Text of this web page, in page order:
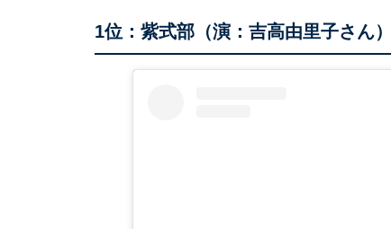
1位：紫式部（演：吉高由里子さん）